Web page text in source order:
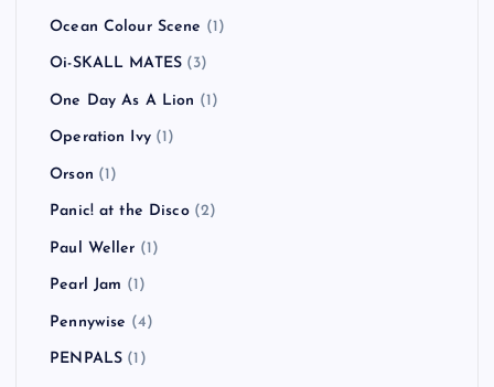
Ocean Colour Scene (1)
Oi-SKALL MATES (3)
One Day As A Lion (1)
Operation Ivy(1)
Orson (1)
Panic! at the Disco(2)
Paul Weller (1)
Pearl Jam (1)
Pennywise (4)
PENPALS (1)